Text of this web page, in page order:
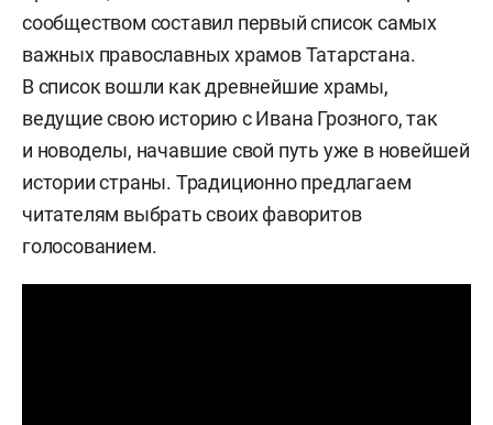
сообществом составил первый список самых
важных православных храмов Татарстана.
В список вошли как древнейшие храмы,
ведущие свою историю с Ивана Грозного, так
и новоделы, начавшие свой путь уже в новейшей
истории страны. Традиционно предлагаем
читателям выбрать своих фаворитов
голосованием.